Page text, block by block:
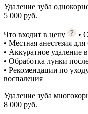
Удаление зуба
5 000 руб.
Что входит в цену
•
• Местная анестезия
• Аккуратное удаление
• Обработка лунки
• Рекомендации по
воспаления
Удаление зуба
8 000 руб.